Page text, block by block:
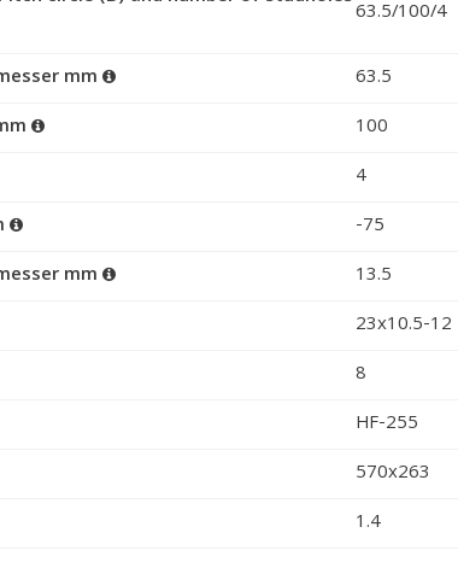
63.5/100/4
mm
63.5
100
4
-75
mm
13.5
23x10.5-12
8
HF-255
570x263
1.4